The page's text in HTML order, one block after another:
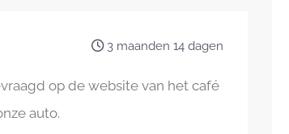
3 maanden 14 dagen
op de website van het café
auto.